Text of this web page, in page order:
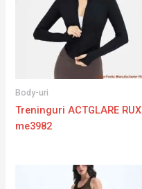
Body-uri
Treninguri ACTGLARE RUXI
me3982